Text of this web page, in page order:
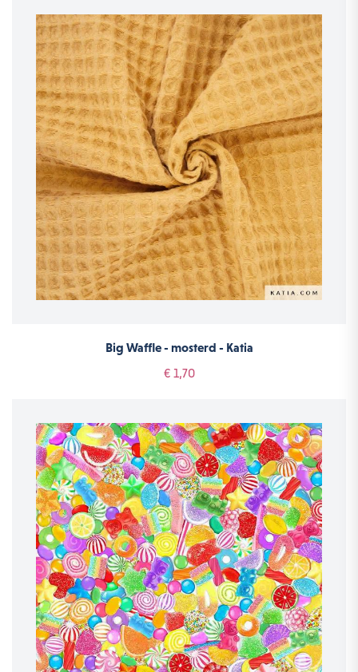
Big Waffle - mosterd - Katia
€ 1,70